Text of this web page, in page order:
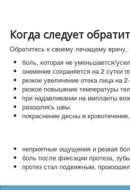
Когда следует
Обратитесь к своему лечащему
боль, которая не уменьшается/
онемение сохраняется на 2 сутки
резкое увеличение отека лица на
резкое повышение температуры
при надавливании на импланты
разошлись швы,
покраснение десны и
неприятные ощущения и резкая
боль после фиксации протеза,
протез стал подвижным,